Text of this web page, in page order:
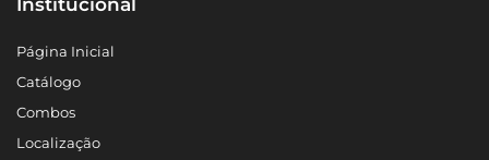
Institucional
Página Inicial
Catálogo
Combos
Localização